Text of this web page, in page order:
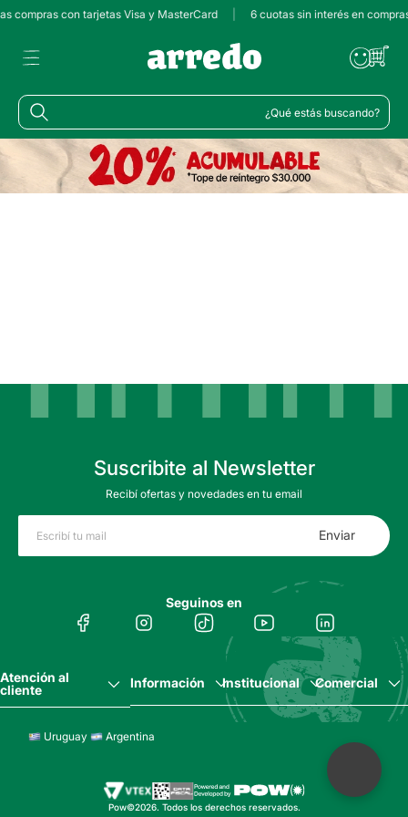
compras con tarjetas Visa y MasterCard 6 cuotas sin interés en
¿Qué estás buscando?
Suscribite al Newsletter
Recibí ofertas y novedades en tu email
Enviar
Seguinos en
Atención al
cliente
Información Institucional Comercial
Uruguay Argentina
Pow©2026. Todos los derechos reservados.